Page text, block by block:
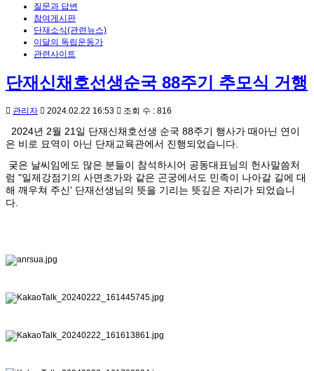
질문과 답변
참여게시판
단재소식(관련뉴스)
이달의 독립운동가
관련사이트
단재신채호선생순국 88주기 추모식 거행
관리자 2024.02.22 16:53 조회 수 : 816
2024년 2월 21일 단재신채호선생 순국 88주기 행사가 때아닌 연이
은 비로 묘역이 아닌 단재교육관에서 진행되었습니다.
궂은 날씨임에도 많은 분들이 참석하시어 공동대표님의 헌사말씀처
럼 "일제강점기의 사면초가와 같은 곤궁에서도 민족이 나아갈 길에 대
해 깨우쳐 주신' 단재선생님의 뜻을 기리는 뜻깊은 자리가 되었습니
다.